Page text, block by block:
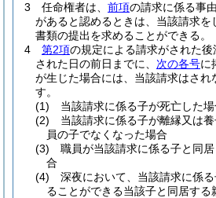
3
任命権者は、 前項の請求に係る事
があると認めるときは、当該請求を
書類の提出を求めることができる。
4
第2項の規定による請求がされた後
された日の前日までに、 次の各号に
が生じた場合には、当該請求はされ
す。
(1)
当該請求に係る子が死亡した場
(2)
当該請求に係る子が離縁又は
員の子でなくなった場合
(3)
職員が当該請求に係る子と同
合
(4)
深夜において、当該請求に係
ることができる当該子と同居する